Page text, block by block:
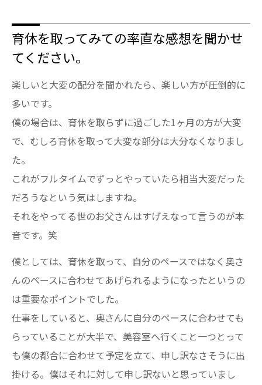
育休を取ってみての率直な感想を聞かせ
てください。
楽しいと大変の配分を聞かれたら、楽しい方が圧倒的に
多いです。
僕の場合は、育休を取らずに過ごした1ヶ月の方が大変
で、むしろ育休を取って大変な部分は大分なくなりまし
た。
これがフルタイムでずっとやっていたら相当大変だった
だろうなという気はしますね。
それをやってる世のお父さんはすげえなって言うのが本
音です。笑
僕としては、育休を取って、自分のペースではなく奥さ
んのペースに合わせてあげられるようになったというの
は重要なポイントでした。
仕事をしていると、奥さんに自分のペースに合わせても
らっていることが大半で、美容室へ行くこと一つとって
も僕の都合に合わせて予定を立て、申し訳なさそうに出
掛ける。僕はそれに対して申し訳ないと思っていまし